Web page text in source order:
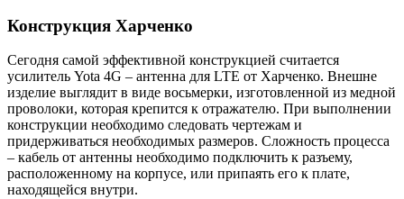
Конструкция Харченко
Сегодня самой эффективной конструкцией считается
усилитель Yota 4G – антенна для LTE от Харченко. Внешне
изделие выглядит в виде восьмерки, изготовленной из медной
проволоки, которая крепится к отражателю. При выполнении
конструкции необходимо следовать чертежам и
придерживаться необходимых размеров. Сложность процесса
– кабель от антенны необходимо подключить к разъему,
расположенному на корпусе, или припаять его к плате,
находящейся внутри.